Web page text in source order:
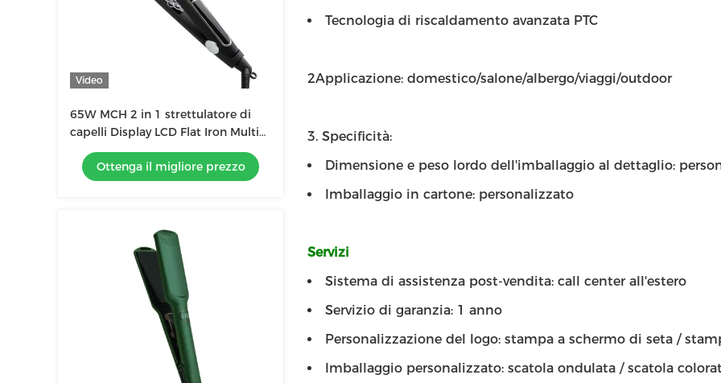
Video
65W MCH 2 in 1 strettulatore di
capelli Display LCD Flat Iron Multi
Function Hair Curler con pannello
di 3 dimensioni
Ottenga il migliore prezzo
Tecnologia di riscaldamento avanzata PTC
2Applicazione: domestico/salone/albergo/viaggi/outdoor
3. Specificità:
Dimensione e peso lordo dell'imballaggio al dettaglio:
Imballaggio in cartone: personalizzato
Servizi
Sistema di assistenza post-vendita: call center all'estero
Servizio di garanzia: 1 anno
Personalizzazione del logo: stampa a schermo di seta /
Imballaggio personalizzato: scatola ondulata / scatola